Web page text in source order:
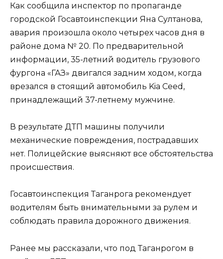
Как сообщила инспектор по пропаганде
городской Госавтоинспекции Яна Султанова,
авария произошла около четырех часов дня в
районе дома № 20. По предварительной
информации, 35-летний водитель грузового
фургона «ГАЗ» двигался задним ходом, когда
врезался в стоящий автомобиль Kia Ceed,
принадлежащий 37-летнему мужчине.
В результате ДТП машины получили
механические повреждения, пострадавших
нет. Полицейские выясняют все обстоятельства
происшествия.
Госавтоинспекция Таганрога рекомендует
водителям быть внимательными за рулем и
соблюдать правила дорожного движения.
Ранее мы рассказали, что под Таганрогом в